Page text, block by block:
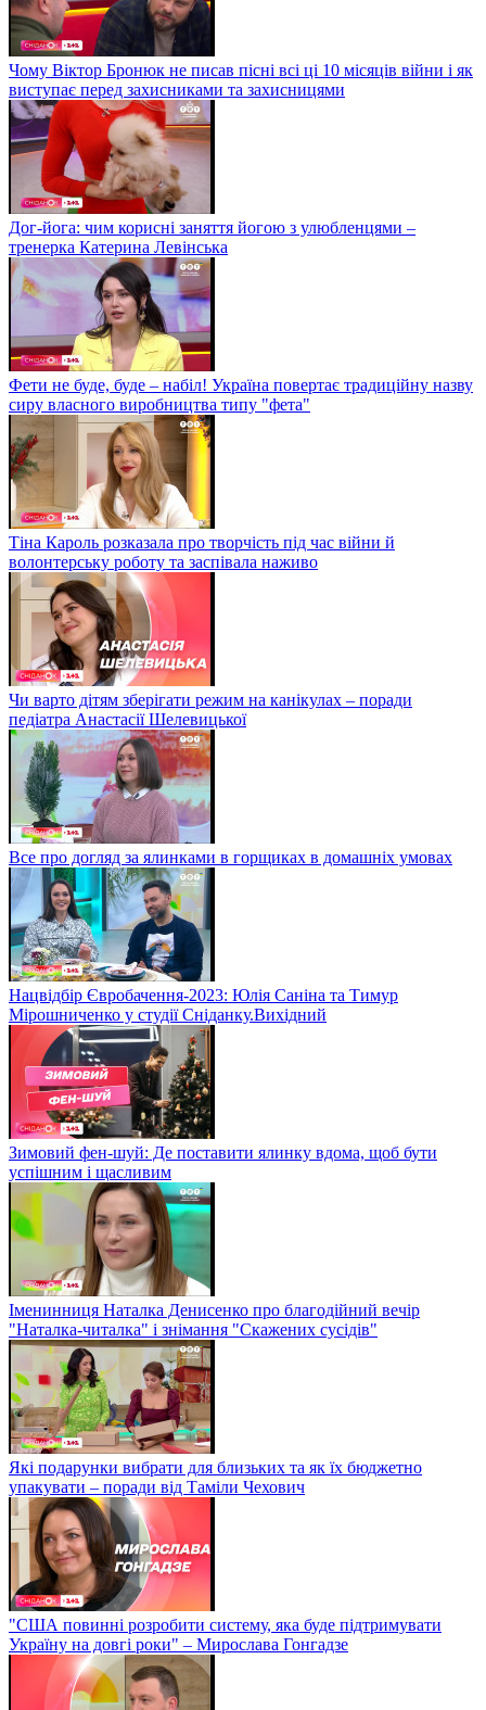
Чому Віктор Бронюк не писав пісні всі ці 10 місяців війни і як
виступає перед захисниками та захисницями
Дог-йога: чим корисні заняття йогою з улюбленцями –
тренерка Катерина Левінська
Фети не буде, буде – набіл! Україна повертає традиційну назву
сиру власного виробництва типу "фета"
Тіна Кароль розказала про творчість під час війни й
волонтерську роботу та заспівала наживо
Чи варто дітям зберігати режим на канікулах – поради
педіатра Анастасії Шелевицької
Все про догляд за ялинками в горщиках в домашніх умовах
Нацвідбір Євробачення-2023: Юлія Саніна та Тимур
Мірошниченко у студії Сніданку.Вихідний
Зимовий фен-шуй: Де поставити ялинку вдома, щоб бути
успішним і щасливим
Іменинниця Наталка Денисенко про благодійний вечір
"Наталка-читалка" і знімання "Скажених сусідів"
Які подарунки вибрати для близьких та як їх бюджетно
упакувати – поради від Таміли Чехович
"США повинні розробити систему, яка буде підтримувати
Україну на довгі роки" – Мирослава Гонгадзе